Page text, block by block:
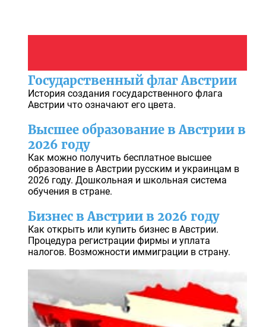
Государственный флаг Австрии
История создания государственного флага
Австрии что означают его цвета.
Высшее образование в Австрии в
2026 году
Как можно получить бесплатное высшее
образование в Австрии русским и украинцам в
2026 году. Дошкольная и школьная система
обучения в стране.
Бизнес в Австрии в 2026 году
Как открыть или купить бизнес в Австрии.
Процедура регистрации фирмы и уплата
налогов. Возможности иммиграции в страну.